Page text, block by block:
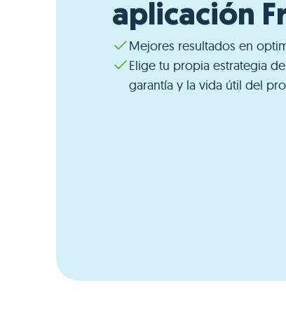
aplicación
Mejores resultados en
Elige tu propia estrategia
garantía y la vida útil del